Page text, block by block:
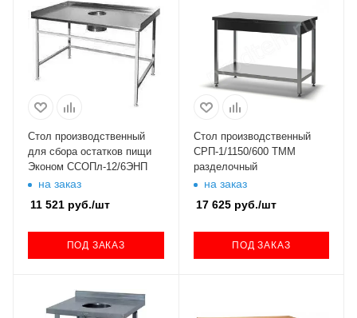
Стол производственный
для сбора остатков пищи
Эконом ССОПл-12/6ЭНП
на заказ
11 521 руб./шт
ПОД ЗАКАЗ
Стол производственный
СРП-1/1150/600 ТММ
разделочный
на заказ
17 625руб./шт
ПОД ЗАКАЗ